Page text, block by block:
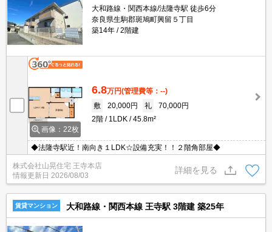
大和路線・関西本線/法隆寺駅 徒歩6分
奈良県生駒郡斑鳩町興留５丁目
築14年
2階建
画像：22枚
6.8万円(管理費等：--)
敷
20,000円 礼
70,000円
2階
1LDK 45.8m²
◆法隆寺駅近！南向き１LDK☆設備充実！！２階角部屋◆
株式会社山晃住宅 王寺本店
情報更新日 2026/08/03
詳細を見る
賃貸マンション 大和路線・関西本線 王寺駅 3階建 築25年